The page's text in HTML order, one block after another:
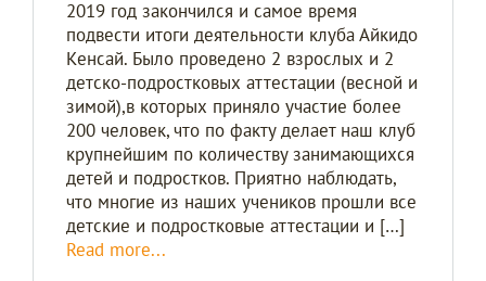
2019 год закончился и самое время
подвести итоги деятельности клуба Айкидо
Kенсай. Было проведено 2 взрослых и 2
детско-подростковых аттестации (весной и
зимой),в которых приняло участие более
200 человек, что по факту делает наш клуб
крупнейшим по количеству занимающихся
детей и подростков. Приятно наблюдать,
что многие из наших учеников прошли все
детские и подростковые аттестации и […]
Read more...